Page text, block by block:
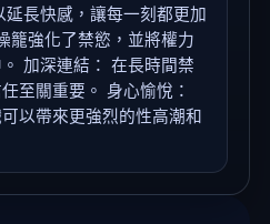
長快感，讓每一刻都更加
籠強化了禁慾，並將權力
加深連結： 在長時間禁
至關重要。 身心愉悅：
以帶來更強烈的性高潮和